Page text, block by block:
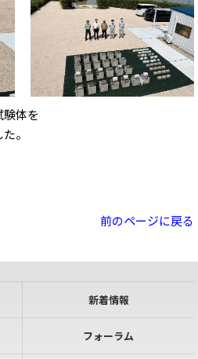
体を
。
前のページに戻る
新着情報
フォーラム